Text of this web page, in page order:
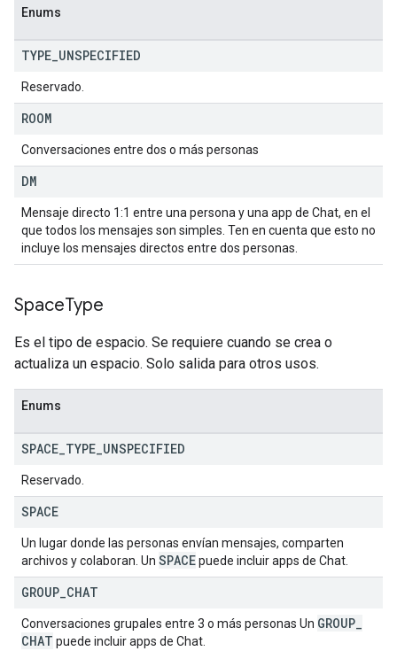
Enums
TYPE UNSPECIFIED
Reservado.
ROOM
Conversaciones entre dos o más personas
DM
Mensaje directo 1:1 entre una persona y una app de Chat, en el
que todos los mensajes son simples. Ten en cuenta que esto no
incluye los mensajes directos entre dos personas.
SpaceType
Es el tipo de espacio. Se requiere cuando se crea o
actualiza un espacio. Solo salida para otros usos.
Enums
SPACE TYPE UNSPECIFIED
Reservado.
SPACE
Un lugar donde las personas envían mensajes, comparten
archivos y colaboran. Un SPACEpuede incluir apps de Chat.
GROUP CHAT
Conversaciones grupales entre 3 o más personas Un GROUP
CHAT puede incluir apps de Chat.